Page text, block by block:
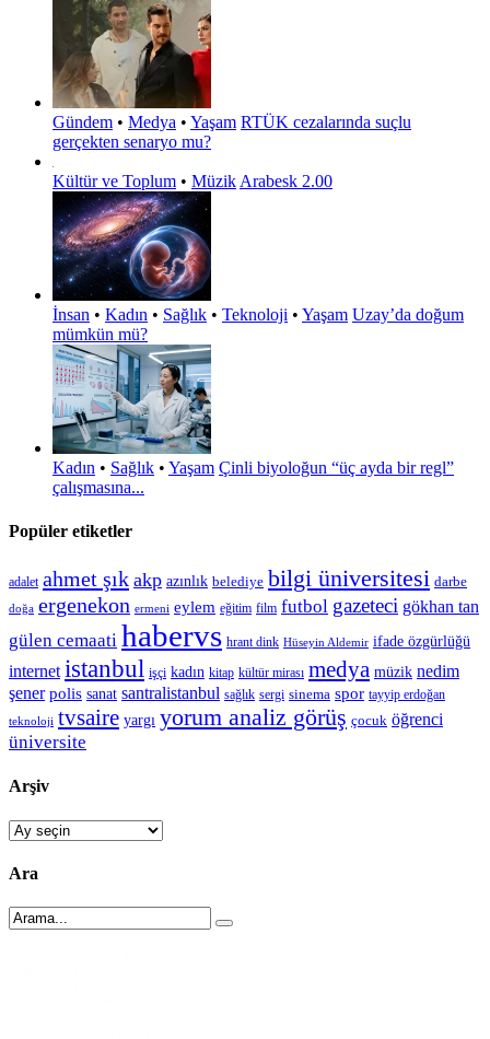
Gündem • Medya • Yaşam RTÜK cezalarında suçlu
gerçekten senaryo mu?
Kültür ve Toplum • MüzikArabesk 2.00
İnsan • Kadın • Sağlık • Teknoloji • Yaşam Uzay’da doğum
mümkün mü?
Kadın • Sağlık • Yaşam Çinli biyoloğun “üç ayda bir regl”
çalışmasına...
Popüler etiketler
adalet ahmet şık akp azınlık belediye bilgi üniversitesi darbe
doğa ergenekon ermeni eylem eğitim film futbol gazeteci gökhan tan
gülen cemaati habervs hrant dink Hüseyin Aldemir ifade özgürlüğü
internet istanbul işçi kadın kitap kültür mirası medya müzik nedim
şener polis sanat santralistanbul sağlık sergi sinema spor tayyip erdoğan
teknoloji tvsaire yargı yorum analiz görüş çocuk öğrenci
üniversite
Arşiv
Arşiv
Ara